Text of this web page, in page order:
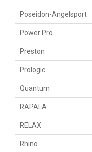
Poseidon-Angelsport
Power Pro
Preston
Prologic
Quantum
RAPALA
RELAX
Rhino